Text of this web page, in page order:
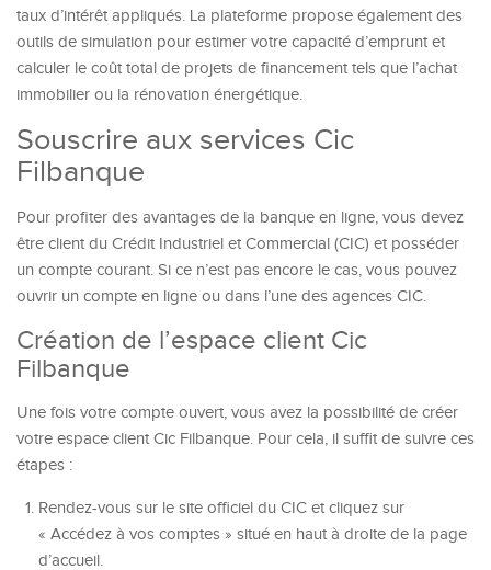
taux d’intérêt appliqués. La plateforme propose également des
outils de simulation pour estimer votre capacité d’emprunt et
calculer le coût total de projets de financement tels que l’achat
immobilier ou la rénovation énergétique.
Souscrire aux services Cic
Filbanque
Pour profiter des avantages de la banque en ligne, vous devez
être client du Crédit Industriel et Commercial (CIC) et posséder
un compte courant. Si ce n’est pas encore le cas, vous pouvez
ouvrir un compte en ligne ou dans l’une des agences CIC.
Création de l’espace client Cic
Filbanque
Une fois votre compte ouvert, vous avez la possibilité de créer
votre espace client Cic Filbanque. Pour cela, il suffit de suivre ces
étapes :
Rendez-vous sur le site officiel du CIC et cliquez sur
« Accédez à vos comptes » situé en haut à droite de la page
d’accueil.